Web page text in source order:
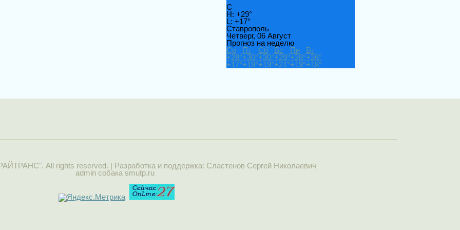
C
H: +29°
L: +17°
Ставрополь
Четверг, 06 Август
Прогноз на неделю
Ср
Пт Сб Вс Пн
Вт
+28°+30°+30°+29°+28°+26°
+17°+19°+19°+21°+19°+18°
All rights reserved. | Разработка и поддержка: Сластенов Сергей Николаевич
admin собака smutp.ru